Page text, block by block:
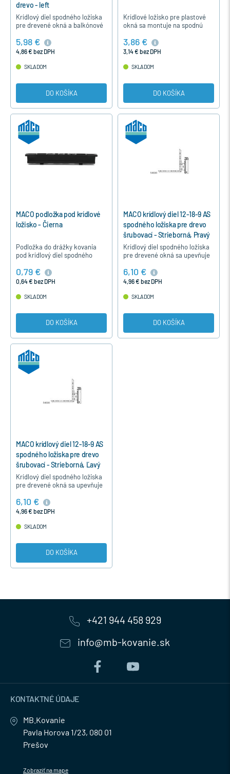
drevo - left
Krídlový diel spodného ložiska
pre drevené okná a balkónové
upevňuje zavŕtaním do dolného
rohu krídla okna a…
5,98 €
4,86 € bez DPH
SKLADOM
DO KOŠÍKA
Krídlové ložisko pre plastové
okná sa montuje na spodnú
diel pre všetky PVC okná okuté
s kovaním MACO…
3,86 €
3,14 € bez DPH
SKLADOM
DO KOŠÍKA
MACO podložka pod krídlové
ložisko - Čierna
Podložka do drážky kovania
pod krídlový diel spodného
MULTI-TREND a MACO MULTI-
MATIC.
0,79 €
0,64 € bez DPH
SKLADOM
DO KOŠÍKA
MACO krídlový diel 12-18-9 AS
spodného ložiska pre drevo
šrubovací - Strieborná, Pravý
Krídlový diel spodného ložiska
pre drevené okná sa upevňuje
krídla okna okutého kovaním
MACO.
6,10 €
4,96 € bez DPH
SKLADOM
DO KOŠÍKA
MACO krídlový diel 12-18-9 AS
spodného ložiska pre drevo
šrubovací - Strieborná, Ľavý
Krídlový diel spodného ložiska
pre drevené okná sa upevňuje
krídla okna okutého kovaním
MACO.
6,10 €
4,96 € bez DPH
SKLADOM
DO KOŠÍKA
+421 944 458 929
info@mb-kovanie.sk
KONTAKTNÉ ÚDAJE
MB.Kovanie
Pavla Horova 1/23, 080 01
Prešov
Zobraziť na mape